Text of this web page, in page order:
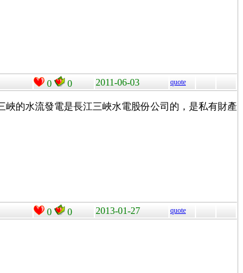
0 0 2011-06-03 quote
的水流發電是長江三峽水電股份公司的，是私有財產
0 0 2013-01-27 quote